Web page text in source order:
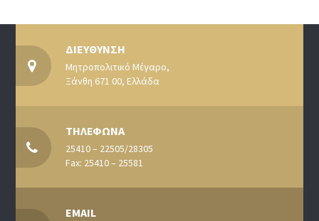
ΔΙΕΥΘΥΝΣΗ
Μητροπολιτικό Μέγαρο,
Ξάνθη 671 00, Ελλάδα
ΤΗΛΕΦΩΝΑ
25410 – 22505/28305
Fax: 25410 – 25581
EMAIL